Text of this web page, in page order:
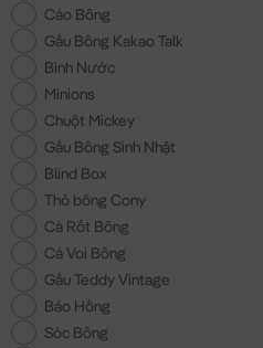
Cáo Bông
Gấu Bông Kakao Talk
Bình Nước
Minions
Chuột Mickey
Gấu Bông Sinh Nhật
Blind Box
Thỏ bông Cony
Cà Rốt Bông
Cá Voi Bông
Gấu Teddy Vintage
Báo Hồng
Sóc Bông